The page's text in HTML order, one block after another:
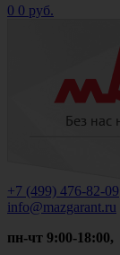
0 0 руб.
+7 (499) 476-82-09
info@mazgarant.ru
пн-чт 9:00-18:00,